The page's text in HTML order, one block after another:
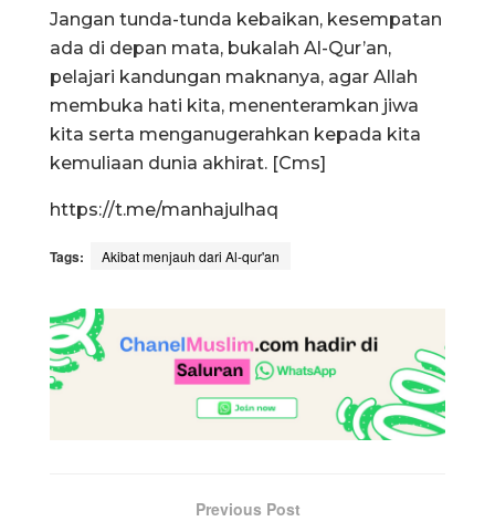
Jangan tunda-tunda kebaikan, kesempatan
ada di depan mata, bukalah Al-Qur’an,
pelajari kandungan maknanya, agar Allah
membuka hati kita, menenteramkan jiwa
kita serta menganugerahkan kepada kita
kemuliaan dunia akhirat. [Cms]
https://t.me/manhajulhaq
Tags: Akibat menjauh dari Al-qur'an
Previous Post